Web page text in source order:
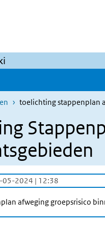
toelichting stappenplan
05-2024 | 12:38
afweging groepsrisico